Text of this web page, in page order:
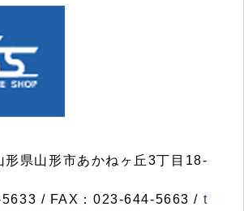
県山形市あかねヶ丘3丁目18-
/ FAX：023-644-5663 / t